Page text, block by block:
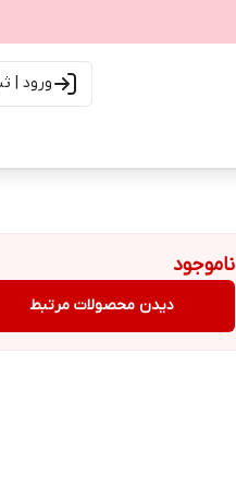
ورود |
ناموجود
دیدن محصولات مرتبط